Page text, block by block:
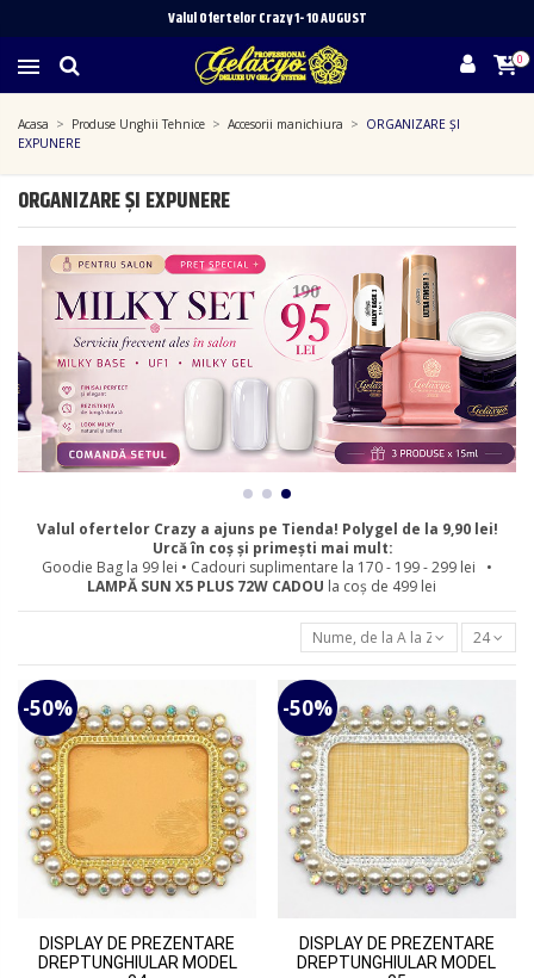
Valul Ofertelor Crazy 1- 10 AUGUST
0
Acasa Produse Unghii Tehnice Accesorii manichiura
ORGANIZARE ȘI
EXPUNERE
ORGANIZARE ȘI EXPUNERE
Valul ofertelor Crazy a ajuns pe Tienda! Polygel de la 9,90 lei!
Urcă în coș și primești mai mult:
Goodie Bag la 99 lei • Cadouri suplimentare la 170 - 199 - 299 lei •
LAMPĂ SUN X5 PLUS 72WCADOU la coș de 499 lei
Nume, de la A la Z 24
-50%
DISPLAY DE PREZENTARE
DREPTUNGHIULAR MODEL
-50%
DISPLAY DE PREZENTARE
DREPTUNGHIULAR MODEL